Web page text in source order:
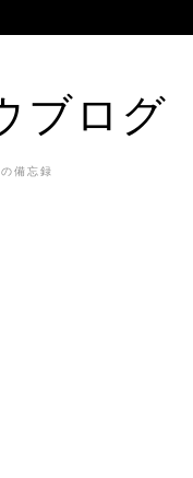
ブログ
備忘録